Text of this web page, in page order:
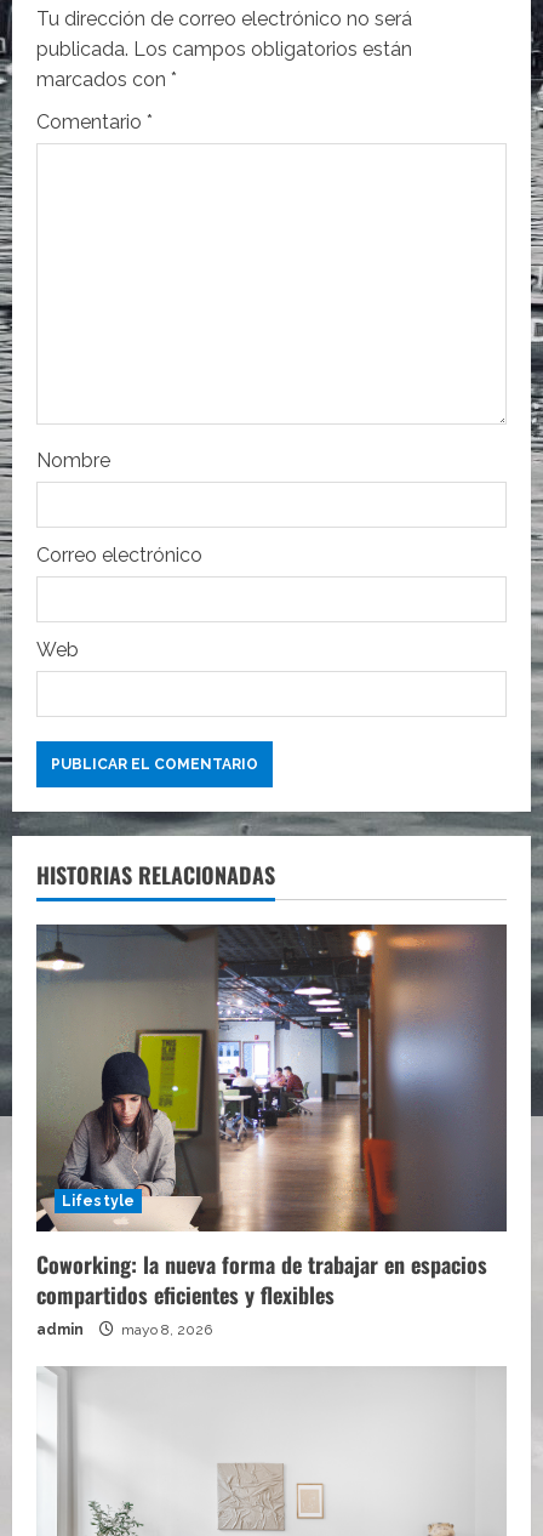
c
i
ó
t
r
a
d
a
s
Tu dirección de correo electrónico no será
publicada. Los campos obligatorios están
marcados con *
Comentario *
Nombre
Correo electrónico
Web
HISTORIAS RELACIONADAS
Lifestyle
Coworking: la nueva forma de trabajar en espacios
compartidos eficientes y flexibles
admin mayo 8, 2026